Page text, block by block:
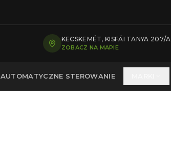
KECSKEMÉT, KISFÁI TANYA 207/A
ZOBACZ NA MAPIE
AUTOMATYCZNE STEROWANIE